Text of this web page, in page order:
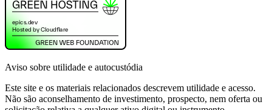
Aviso sobre utilidade e autocustódia
Este site e os materiais relacionados descrevem utilidade e acesso.
Não são aconselhamento de investimento, prospecto, nem oferta ou